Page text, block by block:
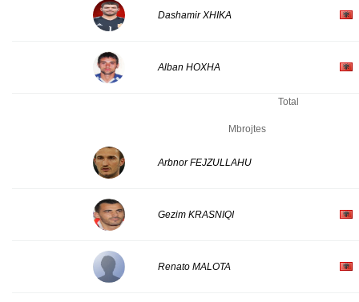
Dashamir XHIKA
Alban HOXHA
Total
Mbrojtes
Arbnor FEJZULLAHU
Gezim KRASNIQI
Renato MALOTA